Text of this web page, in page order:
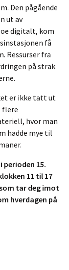
Den pågående
ut av
digitalt, kom
få
Ressurser fra
på strak
er ikke tatt ut
flere
hvor man
hadde mye til
perioden 15.
11 til 17
tar deg imot
hverdagen på